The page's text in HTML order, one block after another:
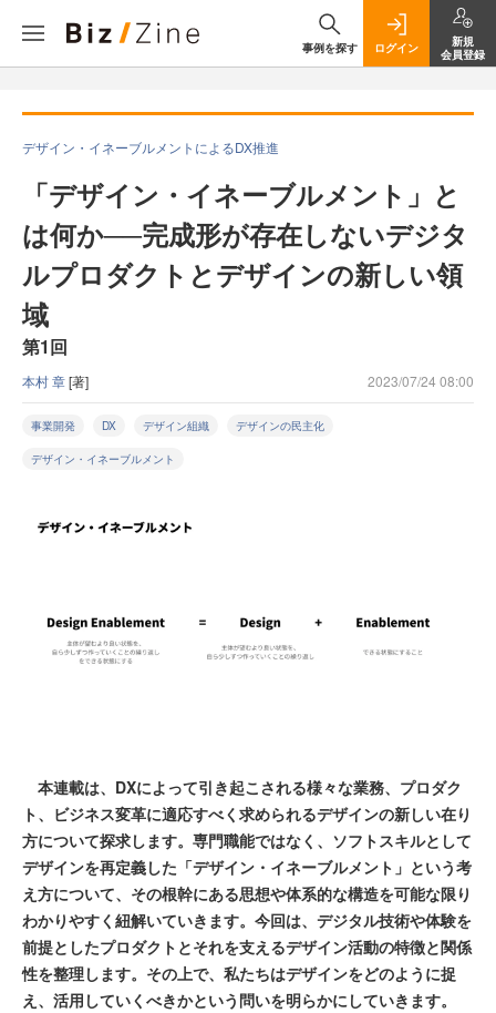
事例を探す ログイン
新規
会員登録
デザイン・イネーブルメントによるDX推進
「デザイン・イネーブルメント」と
は何か──完成形が存在しないデジタ
ルプロダクトとデザインの新しい領
域
第1回
本村 章[著] 2023/07/24 08:00
事業開発 DX デザイン組織 デザインの民主化
デザイン・イネーブルメント
本連載は、DXによって引き起こされる様々な業務、プロダク
ト、ビジネス変革に適応すべく求められるデザインの新しい在り
方について探求します。専門職能ではなく、ソフトスキルとして
デザインを再定義した「デザイン・イネーブルメント」という考
え方について、その根幹にある思想や体系的な構造を可能な限り
わかりやすく紐解いていきます。今回は、デジタル技術や体験を
前提としたプロダクトとそれを支えるデザイン活動の特徴と関係
性を整理します。その上で、私たちはデザインをどのように捉
え、活用していくべきかという問いを明らかにしていきます。